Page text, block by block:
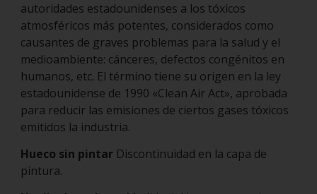
autoridades estadounidenses a los tóxicos
atmosféricos más potentes, considerados como
causantes de graves problemas para la salud y el
medioambiente: cánceres, defectos congénitos en
humanos, etc. El término tiene su origen en la ley
estadounidense de 1990 «Clean Air Act», aprobada
para reducir las emisiones de ciertos gases tóxicos
emitidos la industria.
Hueco sin pintar Discontinuidad en la capa de
pintura.